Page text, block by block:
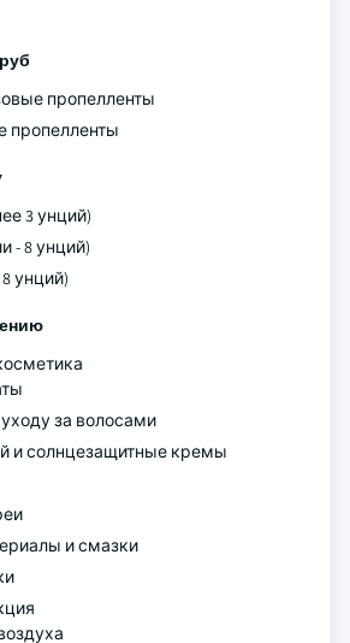
пропелленты
пропелленты
3 унций)
- 8 унций)
унций)
за волосами
и солнцезащитные кремы
и смазки